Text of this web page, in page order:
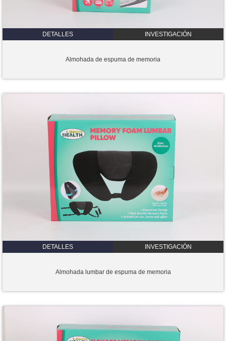
DETALLES INVESTIGACIÓN
Almohada de espuma de memoria
DETALLES INVESTIGACIÓN
Almohada lumbar de espuma de memoria